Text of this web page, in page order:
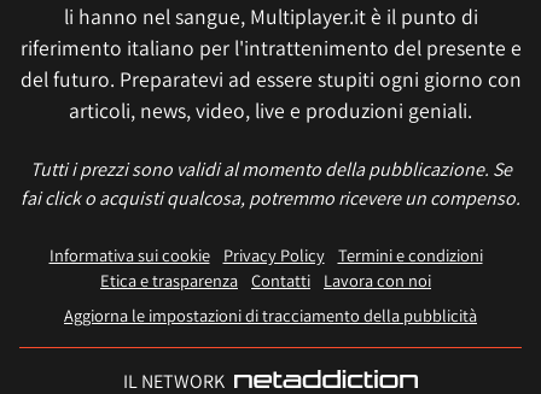
li hanno nel sangue, Multiplayer.it è il punto di
riferimento italiano per l'intrattenimento del presente e
del futuro. Preparatevi ad essere stupiti ogni giorno con
articoli, news, video, live e produzioni geniali.
Tutti i prezzi sono validi al momento della pubblicazione. Se
fai click o acquisti qualcosa, potremmo ricevere un compenso.
Informativa sui cookie Privacy Policy
Termini e condizioni
Etica e trasparenza Contatti
Lavora con noi
Aggiorna le impostazioni di tracciamento della pubblicità
IL NETWORK